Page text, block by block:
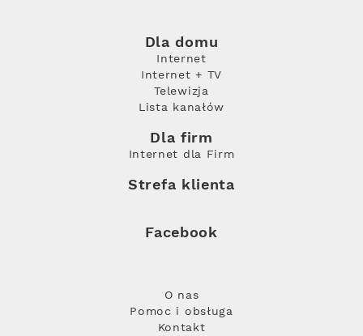
Dla domu
Internet
Internet + TV
Telewizja
Lista kanałów
Dla firm
Internet dla Firm
Strefa klienta
Facebook
O nas
Pomoc i obsługa
Kontakt